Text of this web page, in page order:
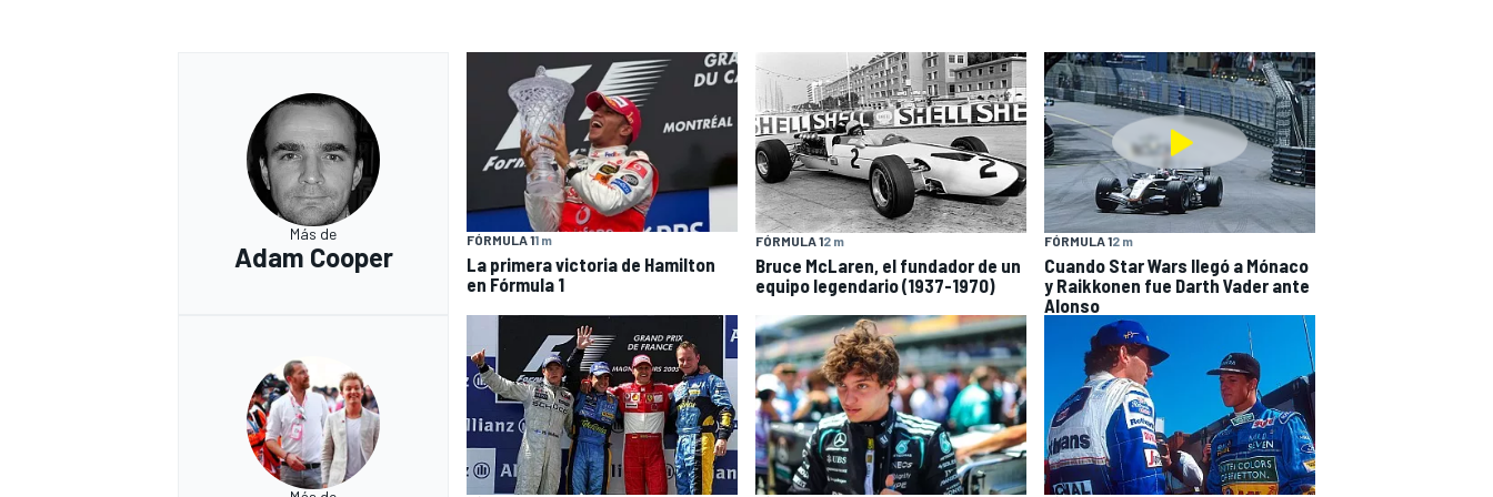
Más de
Adam Cooper
FÓRMULA 11 m
La primera victoria de Hamilton
en Fórmula 1
FÓRMULA 12 m
Bruce McLaren, el fundador de un
equipo legendario (1937-1970)
FÓRMULA 12 m
Cuando Star Wars llegó a Mónaco
y Raikkonen fue Darth Vader ante
Alonso